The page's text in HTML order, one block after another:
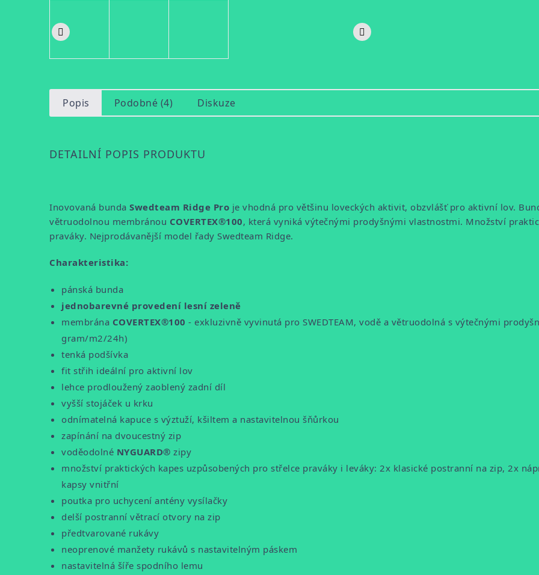
Popis Podobné (4) Diskuze
DETAILNÍ POPIS PRODUKTU
Inovovaná bunda Swedteam Ridge Pro je vhodná pro většinu loveckých aktivit, obzvlášť pro aktivní lov.
větruodolnou membránou COVERTEX®100, která vyniká výtečnými prodyšnými vlastnostmi. Množství
praváky. Nejprodávanější model řady Swedteam Ridge.
Charakteristika:
pánská bunda
jednobarevné provedení lesní zeleně
membrána COVERTEX®100 - exkluzivně vyvinutá pro SWEDTEAM, vodě a větruodolná s výtečnými
gram/m2/24h)
tenká podšívka
fit střih ideální pro aktivní lov
lehce prodloužený zaoblený zadní díl
vyšší stojáček u krku
odnímatelná kapuce s výztuží, kšiltem a nastavitelnou šňůrkou
zapínání na dvoucestný zip
voděodolné NYGUARD® zipy
množství praktických kapes uzpůsobených pro střelce praváky i leváky: 2x klasické postranní na zip, 2x
kapsy vnitřní
poutka pro uchycení antény vysílačky
delší postranní větrací otvory na zip
předtvarované rukávy
neoprenové manžety rukávů s nastavitelným páskem
nastavitelná šíře spodního lemu